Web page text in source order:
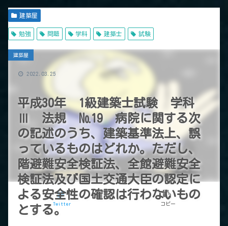
建築屋
勉強 問題 学科 建築士 試験
平成30年 1級建築士試験 学科
Ⅲ 法規 №19 病院に関する次
の記述のうち、建築基準法上、誤
っているものはどれか。ただし、
階避難安全検証法、全館避難安全
検証法及び国土交通大臣の認定に
よる安全性の確認は行わないもの
とする。
建築屋
Twitter コピー
2022.03.25